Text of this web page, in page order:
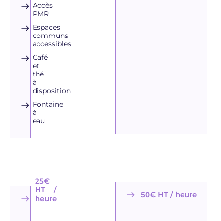
Accès
PMR
Espaces
communs
accessibles
Café
et
thé
à
disposition
Fontaine
à
eau
25€
HT /
heure
50€ HT / heure